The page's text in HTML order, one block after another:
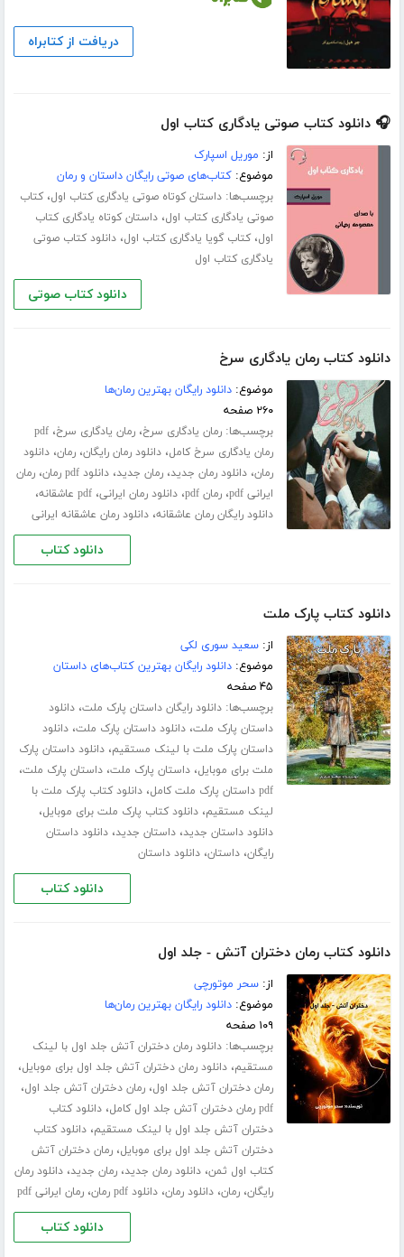
دریافت از کتابراه
🎧 دانلود کتاب صوتی یادگاری کتاب اول
از: موریل اسپارک
موضوع:کتاب‌های صوتی رایگان داستان و رمان
برچسب‌ها:داستان کوتاه صوتی یادگاری کتاب اول،کتاب
صوتی یادگاری کتاب اول،داستان کوتاه یادگاری کتاب
اول،کتاب گویا یادگاری کتاب اول،دانلود کتاب صوتی
یادگاری کتاب اول
دانلود کتاب صوتی
دانلود کتاب رمان یادگاری سرخ
موضوع:دانلود رایگان بهترین رمان‌ها
۲۶۰ صفحه
برچسب‌ها:رمان یادگاری سرخ،رمان یادگاری سرخ،pdf
رمان یادگاری سرخ کامل،دانلود رمان رایگان،رمان،دانلود
رمان،دانلود رمان جدید،رمان جدید،دانلود pdf رمان ،رمان
ایرانی pdf
،رمان pdf ،دانلود رمان ایرانی،pdf عاشقانه ،
دانلود رایگان رمان عاشقانه،دانلود رمان عاشقانه ایرانی
دانلود کتاب
دانلود کتاب پارک ملت
از:سعید سوری لکی
موضوع:دانلود رایگان بهترین کتاب‌های داستان
۴۵ صفحه
برچسب‌ها:دانلود رایگان داستان پارک ملت،دانلود
داستان پارک ملت،دانلود داستان پارک ملت،دانلود
داستان پارک ملت با لینک مستقیم،دانلود داستان پارک
ملت برای موبایل،داستان پارک ملت،داستان پارک ملت،
pdf داستان پارک ملت کامل ،دانلود کتاب پارک ملت با
لینک مستقیم،دانلود کتاب پارک ملت برای موبایل،
دانلود داستان جدید،داستان جدید،دانلود داستان
رایگان،داستان،دانلود داستان
دانلود کتاب
دانلود کتاب رمان دختران آتش - جلد اول
از:سحر موتورچی
موضوع:دانلود رایگان بهترین رمان‌ها
۱۰۹ صفحه
برچسب‌ها:دانلود رمان دختران آتش جلد اول با لینک
مستقیم،دانلود رمان دختران آتش جلد اول برای موبایل،
رمان دختران آتش جلد اول،رمان دختران آتش جلد اول،
pdf رمان دختران آتش جلد اول کامل ،دانلود کتاب
دختران آتش جلد اول با لینک مستقیم،دانلود کتاب
دختران آتش جلد اول برای موبایل،رمان دختران آتش
کتاب اول ثمن،دانلود رمان جدید،رمان جدید،دانلود رمان
رایگان،رمان،دانلود رمان،دانلود pdf رمان ،رمان ایرانی pdf
دانلود کتاب